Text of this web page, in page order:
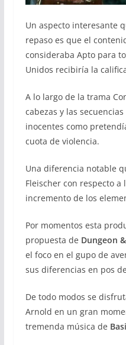
Un aspecto interesante
repaso es que el
consideraba Apto para
Unidos recibiría la
A lo largo de la trama
cabezas y las
inocentes como
cuota de violencia.
Una diferencia notable
Fleischer con respecto a
incremento de los
Por momentos esta
propuesta de Dungeon
el foco en el gupo de
sus diferencias en pos
De todo modos se
Arnold en un gran
tremenda música de